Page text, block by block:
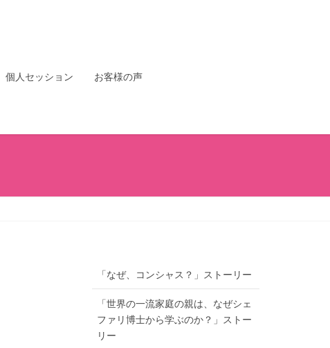
個人セッション お客様の声
「なぜ、コンシャス？」ストーリー
「世界の一流家庭の親は、なぜシェ
ファリ博士から学ぶのか？」ストー
リー